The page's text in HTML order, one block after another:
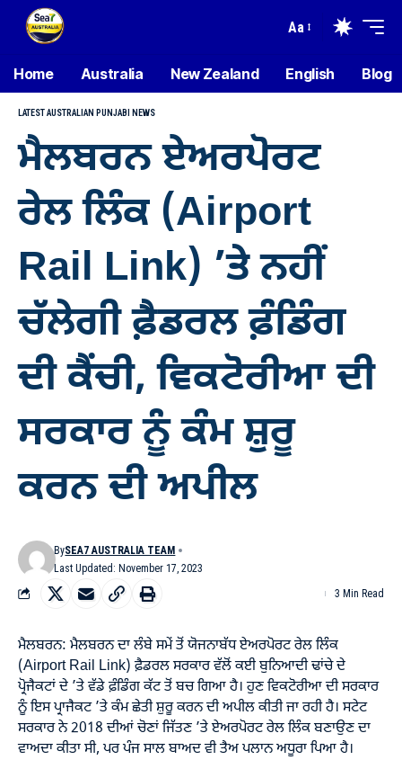
Aa
Home Australia New Zealand English Blog
LATEST AUSTRALIAN PUNJABI NEWS
ਮੈਲਬਰਨ ਏਅਰਪੋਰਟ
ਰੇਲ ਲਿੰਕ (Airport
Rail Link) ’ਤੇ ਨਹੀਂ
ਚੱਲੇਗੀ ਫ਼ੈਡਰਲ ਫ਼ੰਡਿੰਗ
ਦੀ ਕੈਂਚੀ, ਵਿਕਟੋਰੀਆ ਦੀ
ਸਰਕਾਰ ਨੂੰ ਕੰਮ ਸ਼ੁਰੂ
ਕਰਨ ਦੀ ਅਪੀਲ
Last Updated: November 17, 2023
BySEA7 AUSTRALIA TEAM
3 Min Read
ਮੈਲਬਰਨ: ਮੈਲਬਰਨ ਦਾ ਲੰਬੇ ਸਮੇਂ ਤੋਂ ਯੋਜਨਾਬੱਧ ਏਅਰਪੋਰਟ ਰੇਲ ਲਿੰਕ
(Airport Rail Link) ਫ਼ੈਡਰਲ ਸਰਕਾਰ ਵੱਲੋਂ ਕਈ ਬੁਨਿਆਦੀ ਢਾਂਚੇ ਦੇ
ਪ੍ਰੋਜੈਕਟਾਂ ਦੇ ’ਤੇ ਵੱਡੇ ਫ਼ੰਡਿੰਗ ਕੱਟ ਤੋਂ ਬਚ ਗਿਆ ਹੈ। ਹੁਣ ਵਿਕਟੋਰੀਆ ਦੀ ਸਰਕਾਰ
ਨੂੰ ਇਸ ਪ੍ਰਾਜੈਕਟ ’ਤੇ ਕੰਮ ਛੇਤੀ ਸ਼ੁਰੂ ਕਰਨ ਦੀ ਅਪੀਲ ਕੀਤੀ ਜਾ ਰਹੀ ਹੈ। ਸਟੇਟ
ਸਰਕਾਰ ਨੇ 2018 ਦੀਆਂ ਚੋਣਾਂ ਜਿੱਤਣ ’ਤੇ ਏਅਰਪੋਰਟ ਰੇਲ ਲਿੰਕ ਬਣਾਉਣ ਦਾ
ਵਾਅਦਾ ਕੀਤਾ ਸੀ, ਪਰ ਪੰਜ ਸਾਲ ਬਾਅਦ ਵੀ ਤੈਅ ਪਲਾਨ ਅਧੂਰਾ ਪਿਆ ਹੈ।